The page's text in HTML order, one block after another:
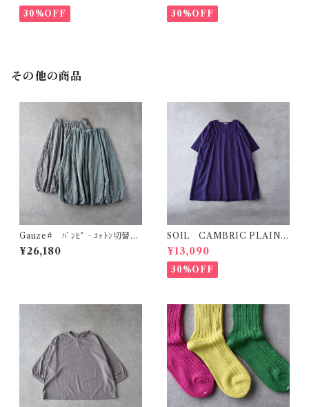
30%OFF 30%OFF
その他の商品
Gauze# ﾊﾞﾝﾋﾟ‐ｺｯﾄﾝ切替ﾊﾞ
ﾙｰﾝｽｶｰﾄ G1198
¥26,180
SOIL CAMBRIC PLAIN ｸ
ﾙｰﾈｯｸﾊﾞｯｸｻｲﾄﾞｷﾞｬｻﾞｰﾄﾞﾚｽ
(ﾊﾟｰﾌﾟﾙ) NSL25033
¥13,090
30%OFF